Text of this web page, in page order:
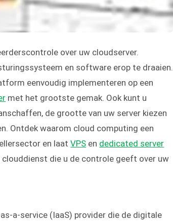
over uw cloudserver.
en software erop te draaien.
eenvoudig implementeren op een
met het grootste gemak. Ook kunt u
de grootte van uw server kiezen
Ontdek waarom cloud computing een
en laatVPS en dedicated server
clouddienst die u de controle geeft over uw
a-service (IaaS) provider die de digitale